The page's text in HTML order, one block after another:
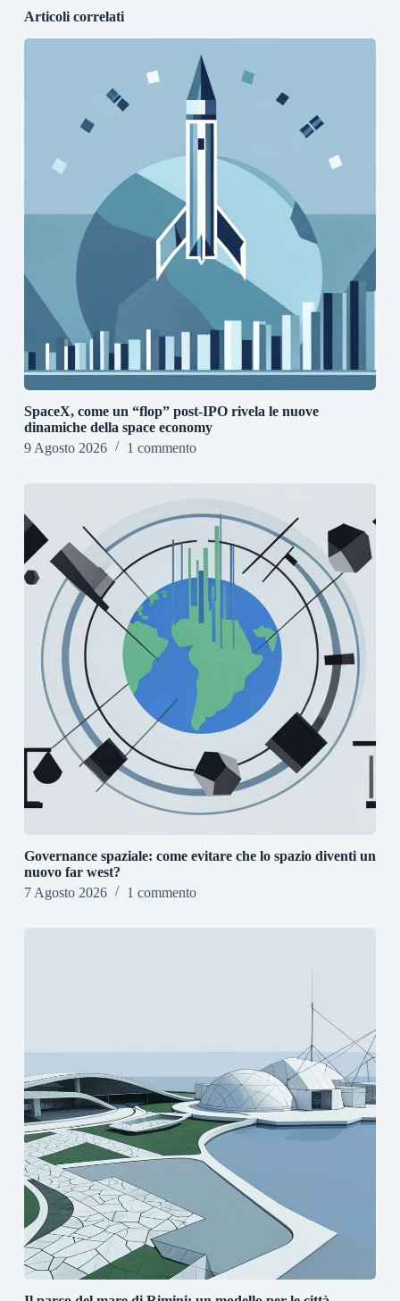
Articoli correlati
SpaceX, come un “flop” post-IPO rivela le nuove
dinamiche della space economy
9 Agosto 2026
1 commento
Governance spaziale: come evitare che lo spazio diventi un
nuovo far west?
7 Agosto 2026
1 commento